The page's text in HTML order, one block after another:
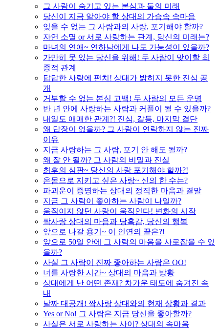
그 사람이 숨기고 있는 본심과 둘의 미래
당신이 지금 알아야 할 상대의 가슴속 속마음
잊을 수 없는 그 사람과의 사랑, 포기해야 할까?
자연 소멸 or 서로 사랑하는 관계, 당신의 미래는?
마녀의 연애~ 연하남에게 나도 가능성이 있을까?
가만히 못 있는 당신을 위해! 두 사람이 맞이할 최
종적 관계
답답한 사랑에 펀치! 상대가 밝히지 못한 진심 공
개
거부할 수 없는 본심 고백! 두 사람의 모든 운명
반 년 안에 사랑하는 사람과 커플이 될 수 있을까?
내일도 애매한 관계?! 진심, 갈등, 마지막 결단
왜 답장이 없을까? 그 사람이 연락하지 않는 진짜
이유
지금 사랑하는 그 사람, 포기 안 해도 될까?
왜 잘 안 될까? 그 사람의 비밀과 진실
최후의 심판~ 당신의 사랑 포기해야 할까?!
온몸으로 지키고 싶은 사랑~ 신의 한 수는?
파괴운이 증명하는 상대의 정직한 마음과 결말
지금 그 사람이 좋아하는 사람이 나일까?
움직이지 않던 사랑이 움직인다! 변화의 시작
짝사랑 상대의 마음과 당혹감, 당신의 행복
앞으로 나갈 용기~ 이 인연의 끝은?!
앞으로 50일 안에 그 사람의 마음을 사로잡을 수 있
을까?
사실 그 사람이 진짜 좋아하는 사람은 OO!
너를 사랑한 시간~ 상대의 마음과 방황
상대에게 난 어떤 존재? 차가운 태도에 숨겨진 속
내
날짜 대공개! 짝사랑 상대와의 현재 상황과 결과
Yes or No! 그 사람은 지금 당신을 좋아할까?
사실은 서로 사랑하는 사이? 상대의 속마음